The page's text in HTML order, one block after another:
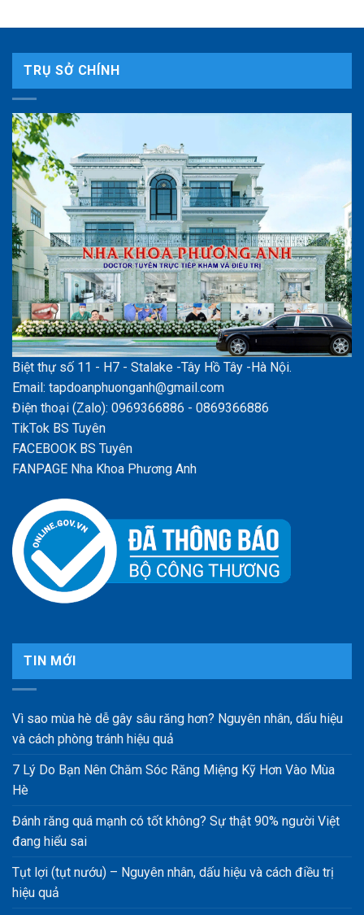
TRỤ SỞ CHÍNH
Biệt thự số 11 - H7 - Stalake -Tây Hồ Tây -Hà Nội.
Email: tapdoanphuonganh@gmail.com
Điện thoại (Zalo): 0969366886 - 0869366886
TikTok BS Tuyên
FACEBOOK BS Tuyên
FANPAGE Nha Khoa Phương Anh
TIN MỚI
Vì sao mùa hè dễ gây sâu răng hơn? Nguyên nhân, dấu hiệu
và cách phòng tránh hiệu quả
7 Lý Do Bạn Nên Chăm Sóc Răng Miệng Kỹ Hơn Vào Mùa
Hè
Đánh răng quá mạnh có tốt không? Sự thật 90% người Việt
đang hiểu sai
Tụt lợi (tụt nướu) – Nguyên nhân, dấu hiệu và cách điều trị
hiệu quả